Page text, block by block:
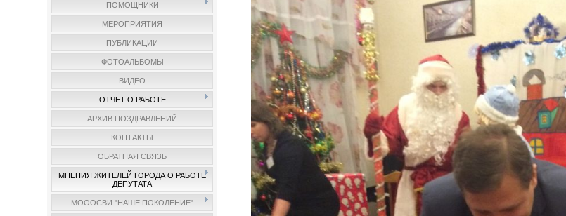
ПОМОЩНИКИ
МЕРОПРИЯТИЯ
ПУБЛИКАЦИИ
ФОТОАЛЬБОМЫ
ВИДЕО
ОТЧЕТ О РАБОТЕ
АРХИВ ПОЗДРАВЛЕНИЙ
КОНТАКТЫ
ОБРАТНАЯ СВЯЗЬ
МНЕНИЯ ЖИТЕЛЕЙ ГОРОДА О РАБОТЕ
ДЕПУТАТА
МОООСВИ "НАШЕ ПОКОЛЕНИЕ"